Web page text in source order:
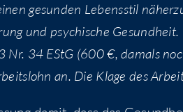
gesun­den Lebens­stil
und psy­chi­sche
Nr. 34 EStG (600 €, damals
an. Die Kla­ge des